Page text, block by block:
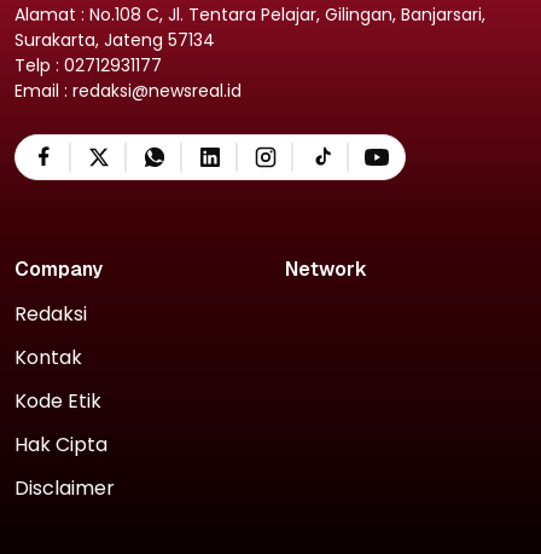
Alamat : No.108 C, Jl. Tentara Pelajar, Gilingan, Banjarsari,
Surakarta, Jateng 57134
Telp : 02712931177
Email : redaksi@newsreal.id
Company
Redaksi
Kontak
Kode Etik
Hak Cipta
Disclaimer
Network